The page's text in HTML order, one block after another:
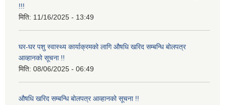
!!!
मिति: 11/16/2025 - 13:49
घर-घर पशु स्वास्थ्य कार्याक्रमको लागि औषधि खरिद सम्बन्धि बोलपत्र
आव्हानको सूचना !!
मिति: 08/06/2025 - 06:49
औषधि खरिद सम्बन्धि बोलपत्र आव्हानको सूचना !!